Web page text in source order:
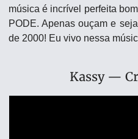
música é incrível perfeita
PODE. Apenas ouçam e
de 2000! Eu vivo nessa
Kassy —